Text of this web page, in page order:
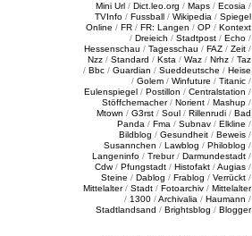
Mini Url / Dict.leo.org / Maps / Ecosia /
TVInfo / Fussball / Wikipedia / Spiegel
Online / FR / FR: Langen / OP / Kontext
/ Dreieich / Stadtpost / Echo /
Hessenschau / Tagesschau / FAZ / Zeit /
Nzz / Standard / Ksta / Waz / Nrhz / Taz
/ Bbc / Guardian / Sueddeutsche / Heise
/ Golem / Winfuture / Titanic /
Eulenspiegel / Postillon / Centralstation /
Stöffchemacher/ Norient / Mashup /
Mtown / G3rst / Soul / Rillenrudi / Bad
Panda / Fma / Subnav / Elkline /
Bildblog / Gesundheit / Beweis /
Susannchen / Lawblog / Philoblog /
Langeninfo / Trebur/ Darmundestadt /
Cdw/ Pfungstadt / Histofakt /Augias /
Steine / Dablog / Frablog / Verrückt /
Mittelalter/ Stadt / Fotoarchiv / Mittelalter
/ 1300 /Archivalia / Haumann /
Stadtlandsand / Brightsblog / Blogger